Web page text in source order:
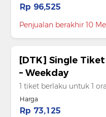
Rp 96,525
Penjualan berakhir 10
[DTK] Single
– Weekday
1 tiket berlaku untuk 1
Harga
Rp 73,125